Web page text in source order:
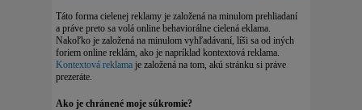
Táto forma cielenej reklamy je založená na minulom prehliadaní
a práve preto sa volá online behaviorálne cielená eklama.
Nakoľko je založená na minulom vyhľadávaní, líši sa od iných
foriem online reklám, ako je napríklad kontextová reklama.
Kontextová reklama je založená na tom, akú stránku si práve
prezeráte.
Ako je chránené moje súkromie?